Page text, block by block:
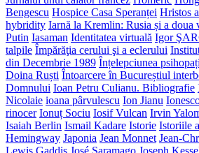
Bengescu Hospice Casa Speranței Hristos
hybridity Iarnă la Kremlin: Rusia și a
Putin Iasaman Identitatea virtuală Igor
talpile Împărăţia cerului şi a eclerului
din Decembrie 1989 Înțelepciunea
Doina Ruști Întoarcere în Bucureștiul
Domnului Ioan Petru Culianu. Bibliografie
Nicolaie ioana pârvulescu Ion Jianu
rinocer Ionuț Sociu Iosif Vulcan Irvin
Isaiah Berlin Ismail Kadare Istorie Istoriile
Hemingway Japonia Jean Monnet Jean-
Lewis Gaddis José Saramago Joseph